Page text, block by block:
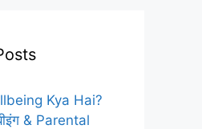
Kya Hai?
& Parental